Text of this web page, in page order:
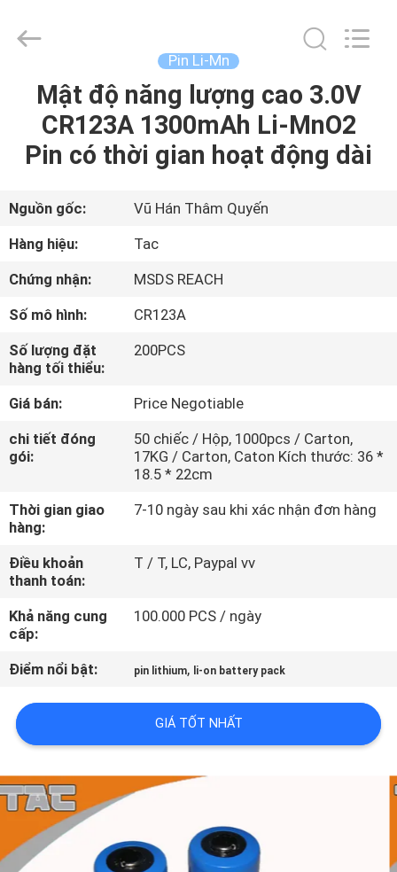
TRANG
CHỦ
SẢN
PHẨM
VỀ
CHÚNG
TÔI
THAM
QUAN
NHÀ
MÁY
KIỂM
SOÁT
CHẤT
LƯỢNG
HỆ
CHÚNG
TÔI
Guang
Technology
Reserved.
Pin Li-Mn
Mật độ năng lượng cao 3.0V
CR123A 1300mAh Li-MnO2
Pin có thời gian hoạt động dài
Nguồn gốc:
Vũ Hán Thâm Quyến
Hàng hiệu:
Tac
Chứng nhận:
MSDS REACH
Số mô hình:
CR123A
Số lượng đặt
hàng tối thiểu:
200PCS
Giá bán:
Price Negotiable
chi tiết đóng
gói:
50 chiếc / Hộp, 1000pcs / Carton,
17KG / Carton, Caton Kích thước: 36 *
18.5 * 22cm
Thời gian giao
hàng:
7-10 ngày sau khi xác nhận đơn hàng
Điều khoản
thanh toán:
T / T, LC, Paypal vv
Khả năng cung
cấp:
100.000 PCS / ngày
Điểm nổi bật: pin lithium, li-on battery pack
GIÁ TỐT NHẤT